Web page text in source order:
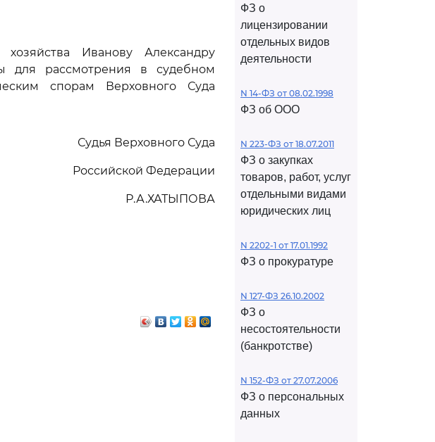
хозяйства Иванову Александру
для рассмотрения в судебном
спорам Верховного Суда
Судья Верховного Суда
Российской Федерации
Р.А.ХАТЫПОВА
ФЗ о
лицензировании
отдельных видов
деятельности
N 14-ФЗ от 08.02.1998
ФЗ об ООО
N 223-ФЗ от 18.07.2011
ФЗ о закупках
товаров, работ, услуг
отдельными видами
юридических лиц
N 2202-1 от 17.01.1992
ФЗ о прокуратуре
N 127-ФЗ 26.10.2002
ФЗ о
несостоятельности
(банкротстве)
N 152-ФЗ от 27.07.2006
ФЗ о персональных
данных